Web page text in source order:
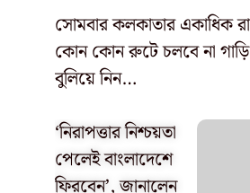
সোমবার কলকাতার একাধিক
কোন কোন রুটে চলবে না
বুলিয়ে নিন…
‘নিরাপত্তার নিশ্চয়তা
পেলেই বাংলাদেশে
ফিরবেন’, জানালেন